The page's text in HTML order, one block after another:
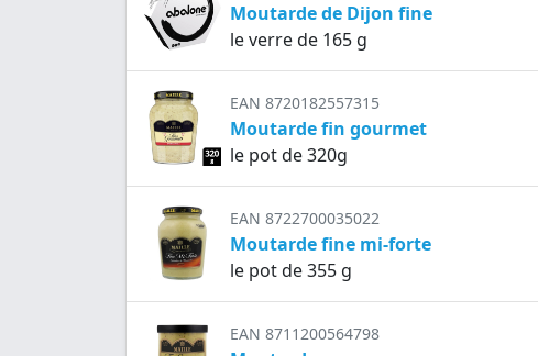
Moutarde de Dijon fine
le verre de 165 g
EAN 8720182557315
Moutarde fin gourmet
le pot de 320g
EAN 8722700035022
Moutarde fine mi-forte
le pot de 355 g
EAN 8711200564798